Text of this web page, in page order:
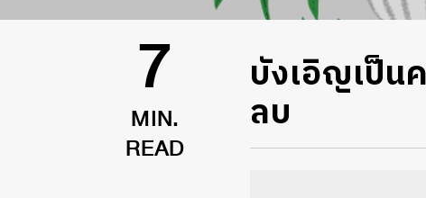
7
MIN.
READ
บังเอิญเป็น
ลบ